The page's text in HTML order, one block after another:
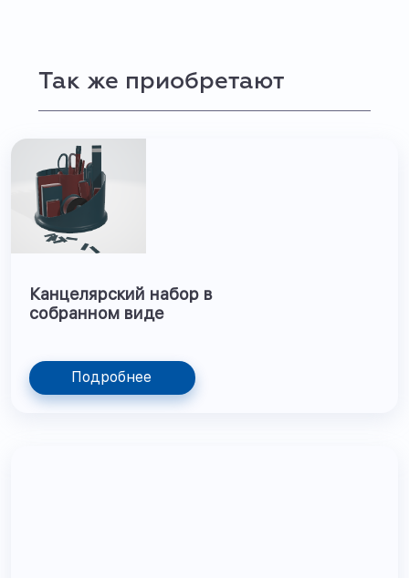
Так же приобретают
Канцелярский набор в
собранном виде
Подробнее